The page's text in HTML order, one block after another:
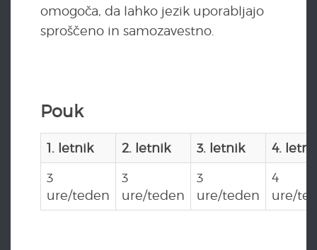
omogoča, da lahko jezik uporabljajo
sproščeno in samozavestno.
Pouk
1. letnik 2. letnik 3. letnik
4.
3
ure/teden
3
ure/teden
3
ure/teden
4
ure/